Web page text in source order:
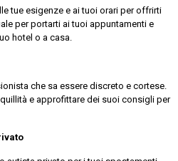
tue esigenze e ai tuoi orari per offrirti
per portarti ai tuoi appuntamenti e
hotel o a casa.
che sa essere discreto e cortese.
e approfittare dei suoi consigli per